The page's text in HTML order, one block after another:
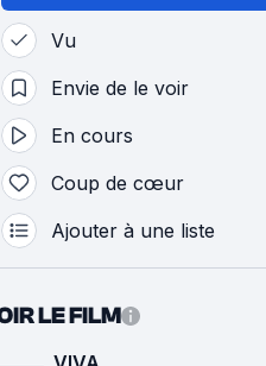
Vu
Envie de le voir
En cours
Coup de cœur
Ajouter à une liste
LE FILM